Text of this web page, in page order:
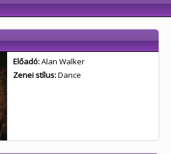
Előadó:Alan Walker
Zenei stílus:Dance